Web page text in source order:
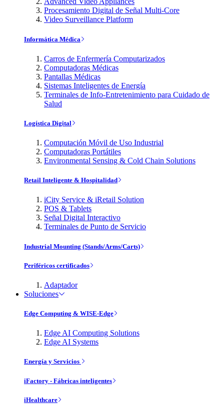
Procesamiento Digital de Señal Multi-Core
Video Surveillance Platform
Informática Médica
Carros de Enfermería Computarizados
Computadoras Médicas
Pantallas Médicas
Sistemas Inteligentes de Energía
Terminales de Info-Entretenimiento para Cuidado de
Salud
Logística Digital
Computación Móvil de Uso Industrial
Computadoras Portátiles
Environmental Sensing & Cold Chain Solutions
Retail Inteligente & Hospitalidad
iCity Service & iRetail Solution
POS & Tablets
Señal Digital Interactivo
Terminales de Punto de Servicio
Industrial Mounting (Stands/Arms/Carts)
Periféricos certificados
Adaptador
Soluciones
Edge Computing & WISE-Edge
Edge AI Computing Solutions
Edge AI Systems
Energía y Servicios
iFactory - Fábricas inteligentes
iHealthcare